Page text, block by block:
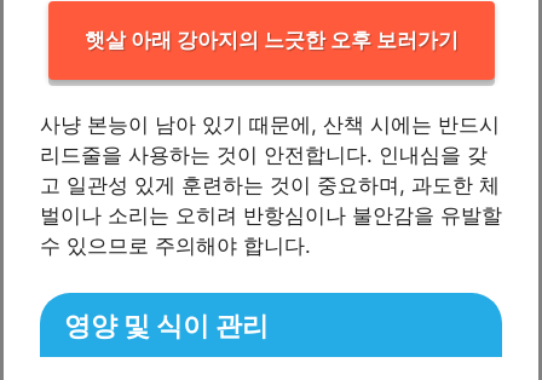
햇살 아래 강아지의 느긋한 오후 보러가기
사냥 본능이 남아 있기 때문에, 산책 시에는 반드시
리드줄을 사용하는 것이 안전합니다. 인내심을 갖
고 일관성 있게 훈련하는 것이 중요하며, 과도한 체
벌이나 소리는 오히려 반항심이나 불안감을 유발할
수 있으므로 주의해야 합니다.
영양 및 식이 관리